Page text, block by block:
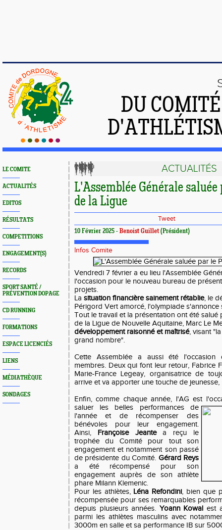
DU
LE COMITE
ACTUALITÉS
EDITOS
RÉSULTATS
COMPETITIONS
ENGAGEMENT(S)
RECORDS
SPORT SANTÉ /
PRÉVENTION DOPAGE
CD RUNNING
FORMATIONS
ESPACE LICENCIÉS
LIENS
MÉDIATHÈQUE
SONDAGES
ACTUALITÉS
L'Assemblée Générale
de la Ligue
Tweet
10 Février 2025 - Benoist Guillet (Président)
Infos Comite
Vendredi 7 février a eu lieu l'Assemblée
l'occasion pour le nouveau bureau de
projets.
La situation financière sainement rétablie, le
Périgord Vert amorcé, l'olympiade
Tout le travail et la présentation ont été salué
de la Ligue de Nouvelle Aquitaine, Marc Le
développement raisonné et maîtrisé, visant
grand nombre".
Cette Assemblée a aussi été l'occasion
membres. Deux qui font leur retour, Fabrice
Marie-France Legeay, organisatrice de
arrive et va apporter une touche de jeunesse,
Enfin, comme chaque année, l'AG est
saluer les belles performances de
l'année et de récompenser des
bénévoles pour leur engagement.
Ainsi, Françoise Jeantea reçu le
trophée du Comité pour tout son
engagement et notamment son passé
de présidente du Comité. Gérard Reys
a été récompensé pour son
engagement auprès de son athlète
phare Milann Klemenic.
Pour les athlètes, Léna Refondini, bien que
récompensée pour ses remarquables
depuis plusieurs années. Yoann Kowal est
parmi les athlètes masculins avec
3000m en salle et sa performance IB sur